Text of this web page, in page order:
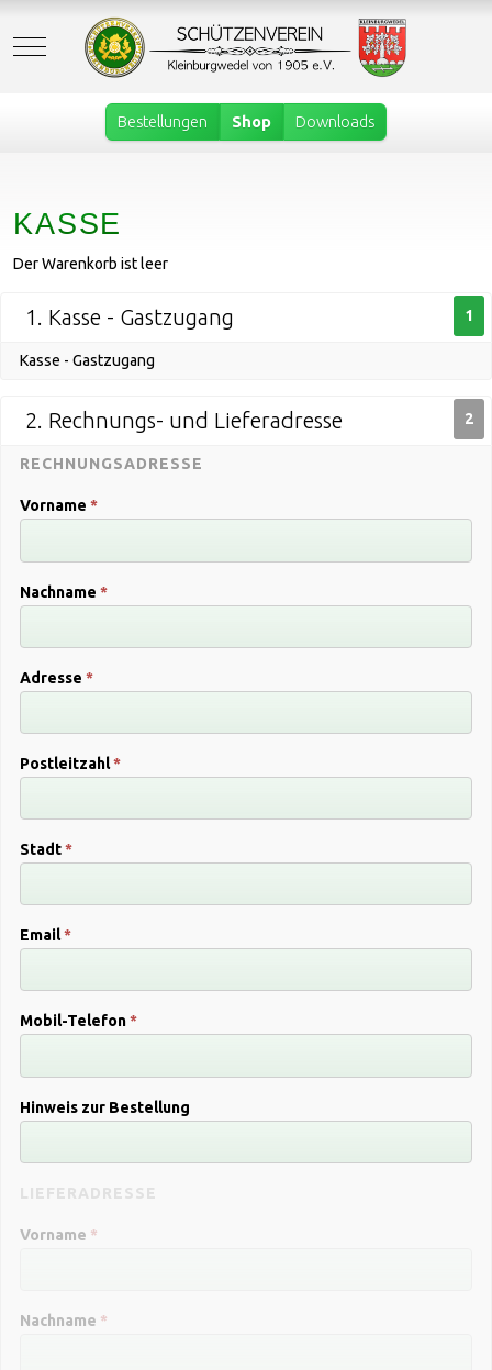
Mobile Menu Toggle
Bestellungen Shop Downloads
KASSE
Der Warenkorb ist leer
1
1. Kasse - Gastzugang
Kasse - Gastzugang
2
2. Rechnungs- und Lieferadresse
RECHNUNGSADRESSE
Vorname *
Nachname *
Adresse *
Postleitzahl*
Stadt*
Email*
Mobil-Telefon*
Hinweis zur Bestellung
LIEFERADRESSE
Vorname *
Nachname *